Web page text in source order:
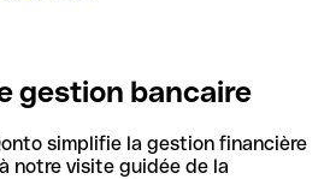
gestion bancaire
simplifie la gestion financière
notre visite guidée de la